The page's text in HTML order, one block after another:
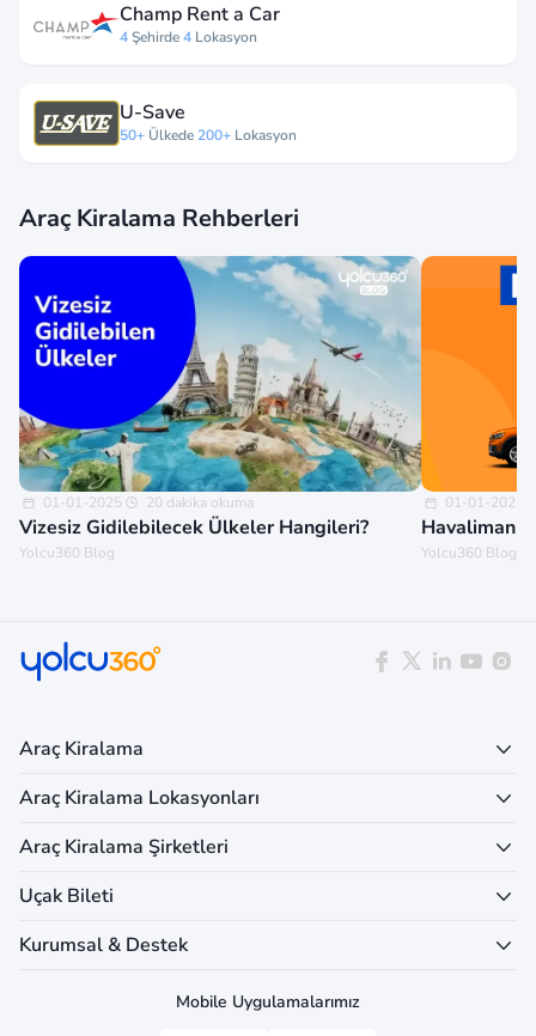
Champ Rent a Car
4Şehirde4 Lokasyon
U-Save
50+ Ülkede 200+ Lokasyon
Araç Kiralama Rehberleri
01-01-2025 20 dakika okuma
Vizesiz Gidilebilecek Ülkeler Hangileri?
Yolcu360 Blog
01-01-2025
Yolcu360 Blog
Araç Kiralama
Araç Kiralama Lokasyonları
Araç Kiralama Şirketleri
Uçak Bileti
Kurumsal & Destek
Mobile Uygulamalarımız